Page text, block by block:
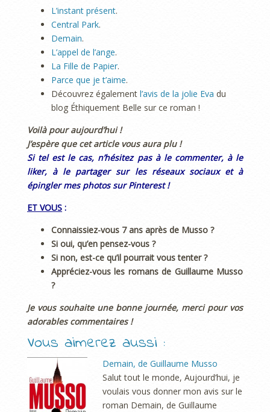
L’instant présent.
Central Park.
Demain.
L’appel de l’ange.
La Fille de Papier.
Parce que je t’aime.
Découvrez également l’avis de la jolie Eva du
blog Éthiquement Belle sur ce roman !
Voilà pour aujourd’hui !
J’espère que cet article vous aura plu !
Si tel est le cas, n’hésitez pas à le commenter, à le
liker, à le partager sur les réseaux sociaux et à
épingler mes photos sur Pinterest !
ET VOUS :
Connaissiez-vous 7 ans après de Musso ?
Si oui, qu’en pensez-vous ?
Si non, est-ce qu’il pourrait vous tenter ?
Appréciez-vous les romans de Guillaume Musso
?
Je vous souhaite une bonne journée, merci pour vos
adorables commentaires !
Vous aimerez aussi :
Demain, de Guillaume Musso
Salut tout le monde, Aujourd’hui, je
voulais vous donner mon avis sur le
roman Demain, de Guillaume